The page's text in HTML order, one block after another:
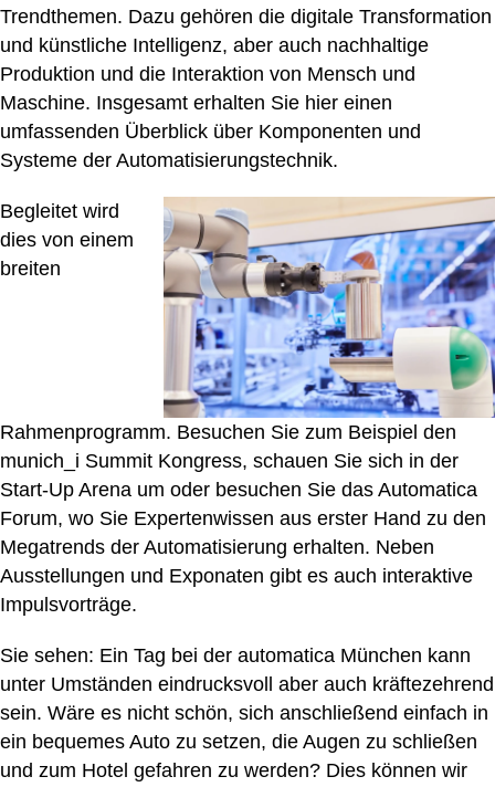
Trendthemen. Dazu gehören die digitale Transformation
und künstliche Intelligenz, aber auch nachhaltige
Produktion und die Interaktion von Mensch und
Maschine. Insgesamt erhalten Sie hier einen
umfassenden Überblick über Komponenten und
Systeme der Automatisierungstechnik.
Begleitet wird
dies von einem
breiten
Rahmenprogramm. Besuchen Sie zum Beispiel den
munich_i Summit Kongress, schauen Sie sich in der
Start-Up Arena um oder besuchen Sie das Automatica
Forum, wo Sie Expertenwissen aus erster Hand zu den
Megatrends der Automatisierung erhalten. Neben
Ausstellungen und Exponaten gibt es auch interaktive
Impulsvorträge.
Sie sehen: Ein Tag bei der automatica München kann
unter Umständen eindrucksvoll aber auch kräftezehrend
sein. Wäre es nicht schön, sich anschließend einfach in
ein bequemes Auto zu setzen, die Augen zu schließen
und zum Hotel gefahren zu werden? Dies können wir